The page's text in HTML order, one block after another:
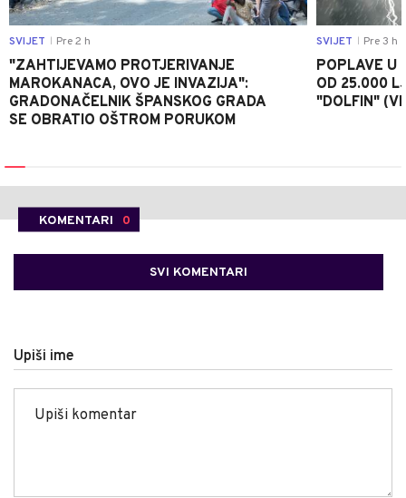
SVIJET Pre 2 h
"ZAHTIJEVAMO PROTJERIVANJE
MAROKANACA, OVO JE INVAZIJA":
GRADONAČELNIK ŠPANSKOG GRADA
SE OBRATIO OŠTROM PORUKOM
SVIJET Pre 3 h
POPLAVE U
OD 25.000
"DOLFIN"
KOMENTARI 0
SVI KOMENTARI
Upiši ime